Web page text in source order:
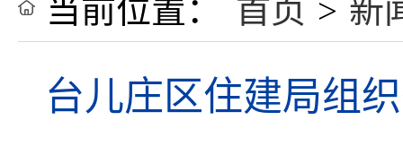
当前位置： 首页 > 新
台儿庄区住建局组